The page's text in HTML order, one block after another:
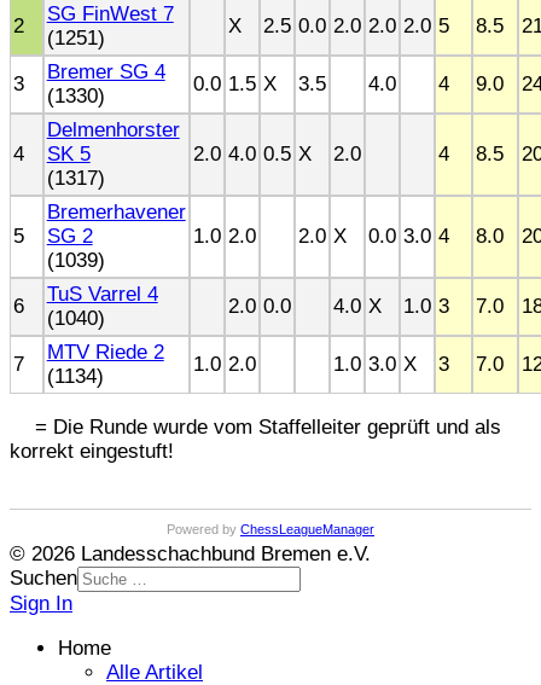
2
SG FinWest 7
(1251)
X 2.5 0.0 2.0 2.0 2.0 5 8.5
3
Bremer SG 4
(1330)
0.0 1.5 X 3.5 4.0 4 9.0
4
Delmenhorster
SK 5
(1317)
2.0 4.0 0.5 X 2.0 4 8.5
5
Bremerhavener
SG 2
(1039)
1.0 2.0 2.0 X 0.0 3.0 4 8.0
6
TuS Varrel 4
(1040)
2.0 0.0 4.0 X 1.0 3 7.0
7
MTV Riede 2
(1134)
1.0 2.0 1.0 3.0 X 3 7.0
= Die Runde wurde vom Staffelleiter geprüft und als
korrekt eingestuft!
Powered by ChessLeagueManager
© 2026 Landesschachbund Bremen e.V.
Suchen
Sign In
Home
Alle Artikel